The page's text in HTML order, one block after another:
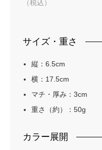
（税込）
サイズ・重さ
縦：6.5cm
横：17.5cm
マチ・厚み：3cm
重さ（約）：50g
カラー展開